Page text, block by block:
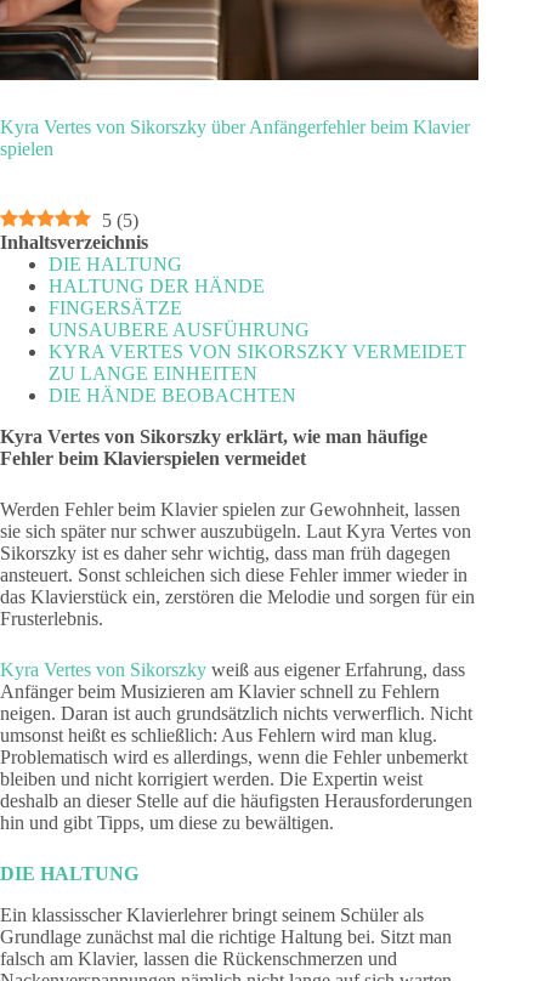
Kyra Vertes von Sikorszky über Anfängerfehler beim Klavier
spielen
5 (5)
Inhaltsverzeichnis
DIE HALTUNG
HALTUNG DER HÄNDE
FINGERSÄTZE
UNSAUBERE AUSFÜHRUNG
KYRA VERTES VON SIKORSZKY VERMEIDET
ZU LANGE EINHEITEN
DIE HÄNDE BEOBACHTEN
Kyra Vertes von Sikorszky erklärt, wie man häufige
Fehler beim Klavierspielen vermeidet
Werden Fehler beim Klavier spielen zur Gewohnheit, lassen
sie sich später nur schwer auszubügeln. Laut Kyra Vertes von
Sikorszky ist es daher sehr wichtig, dass man früh dagegen
ansteuert. Sonst schleichen sich diese Fehler immer wieder in
das Klavierstück ein, zerstören die Melodie und sorgen für ein
Frusterlebnis.
Kyra Vertes von Sikorszky weiß aus eigener Erfahrung, dass
Anfänger beim Musizieren am Klavier schnell zu Fehlern
neigen. Daran ist auch grundsätzlich nichts verwerflich. Nicht
umsonst heißt es schließlich: Aus Fehlern wird man klug.
Problematisch wird es allerdings, wenn die Fehler unbemerkt
bleiben und nicht korrigiert werden. Die Expertin weist
deshalb an dieser Stelle auf die häufigsten Herausforderungen
hin und gibt Tipps, um diese zu bewältigen.
DIE HALTUNG
Ein klassisscher Klavierlehrer bringt seinem Schüler als
Grundlage zunächst mal die richtige Haltung bei. Sitzt man
falsch am Klavier, lassen die Rückenschmerzen und